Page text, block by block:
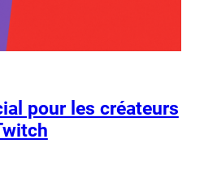
pour les créateurs